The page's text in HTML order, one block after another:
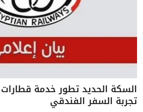
السكة الحديد تطور خدمة قطارات
تجربة السفر الفندقي